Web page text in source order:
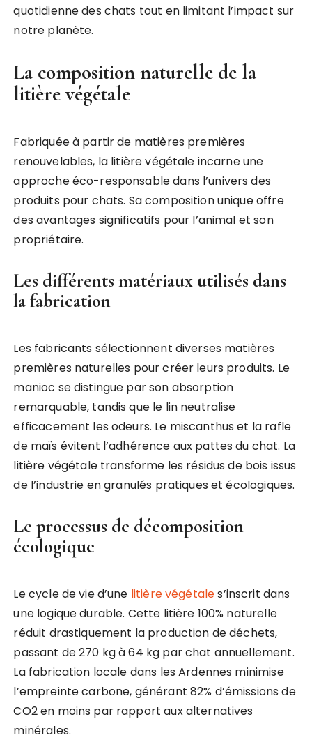
quotidienne des chats tout en limitant l’impact sur
notre planète.
La composition naturelle de la
litière végétale
Fabriquée à partir de matières premières
renouvelables, la litière végétale incarne une
approche éco-responsable dans l’univers des
produits pour chats. Sa composition unique offre
des avantages significatifs pour l’animal et son
propriétaire.
Les différents matériaux utilisés dans
la fabrication
Les fabricants sélectionnent diverses matières
premières naturelles pour créer leurs produits. Le
manioc se distingue par son absorption
remarquable, tandis que le lin neutralise
efficacement les odeurs. Le miscanthus et la rafle
de maïs évitent l’adhérence aux pattes du chat. La
litière végétale transforme les résidus de bois issus
de l’industrie en granulés pratiques et écologiques.
Le processus de décomposition
écologique
Le cycle de vie d’une litière végétales’inscrit dans
une logique durable. Cette litière 100% naturelle
réduit drastiquement la production de déchets,
passant de 270 kg à 64 kg par chat annuellement.
La fabrication locale dans les Ardennes minimise
l’empreinte carbone, générant 82% d’émissions de
CO2 en moins par rapport aux alternatives
minérales.